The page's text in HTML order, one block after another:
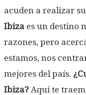
acuden a realizar
Ibiza es un destino
razones, pero
estamos, nos
mejores del país.
Ibiza? Aquí te